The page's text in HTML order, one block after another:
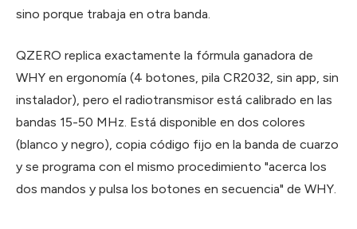
sino porque trabaja en otra banda.
QZERO replica exactamente la fórmula ganadora de
WHY en ergonomía (4 botones, pila CR2032, sin app, sin
instalador), pero el radiotransmisor está calibrado en las
bandas 15-50 MHz. Está disponible en dos colores
(blanco y negro), copia código fijo en la banda de cuarzo
y se programa con el mismo procedimiento "acerca los
dos mandos y pulsa los botones en secuencia" de WHY.